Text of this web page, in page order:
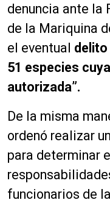
denuncia ante la
de la Mariquina
el eventual delito
51 especies
autorizada”.
De la misma
ordenó realizar
para determinar
funcionarios de